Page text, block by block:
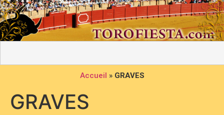
Accueil » GRAVES
GRAVES